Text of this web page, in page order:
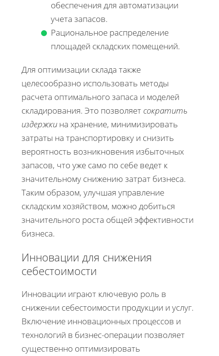
обеспечения для автоматизации
учета запасов.
Рациональное распределение
площадей складских помещений.
Для оптимизации склада также
целесообразно использовать методы
расчета оптимального запаса и моделей
складирования. Это позволяетсократить
издержки на хранение, минимизировать
затраты на транспортировку и снизить
вероятность возникновения избыточных
запасов, что уже само по себе ведет к
значительному снижению затрат бизнеса.
Таким образом, улучшая управление
складским хозяйством, можно добиться
значительного роста общей эффективности
бизнеса.
Инновации для снижения
себестоимости
Инновации играют ключевую роль в
снижении себестоимости продукции и услуг.
Включение инновационных процессов и
технологий в бизнес-операции позволяет
существенно оптимизировать